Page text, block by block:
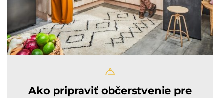
Ako pripraviť občerstvenie pre